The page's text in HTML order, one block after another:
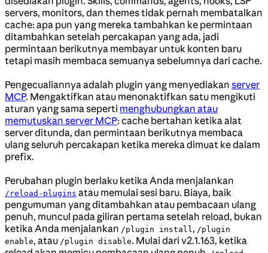
servers, monitors, dan themes tidak pernah membatalkan
cache: apa pun yang mereka tambahkan ke permintaan
ditambahkan setelah percakapan yang ada, jadi
permintaan berikutnya membayar untuk konten baru
tetapi masih membaca semuanya sebelumnya dari cache.
Pengecualiannya adalah plugin yang menyediakan server
MCP. Mengaktifkan atau menonaktifkan satu mengikuti
aturan yang sama seperti menghubungkan atau
memutuskan server MCP: cache bertahan ketika alat
server ditunda, dan permintaan berikutnya membaca
ulang seluruh percakapan ketika mereka dimuat ke dalam
prefix.
Perubahan plugin berlaku ketika Anda menjalankan
/reload-plugins atau memulai sesi baru. Biaya, baik
pengumuman yang ditambahkan atau pembacaan ulang
penuh, muncul pada giliran pertama setelah reload, bukan
ketika Anda menjalankan /plugin install , /plugin
enable, atau /plugin disable. Mulai dari v2.1.163, ketika